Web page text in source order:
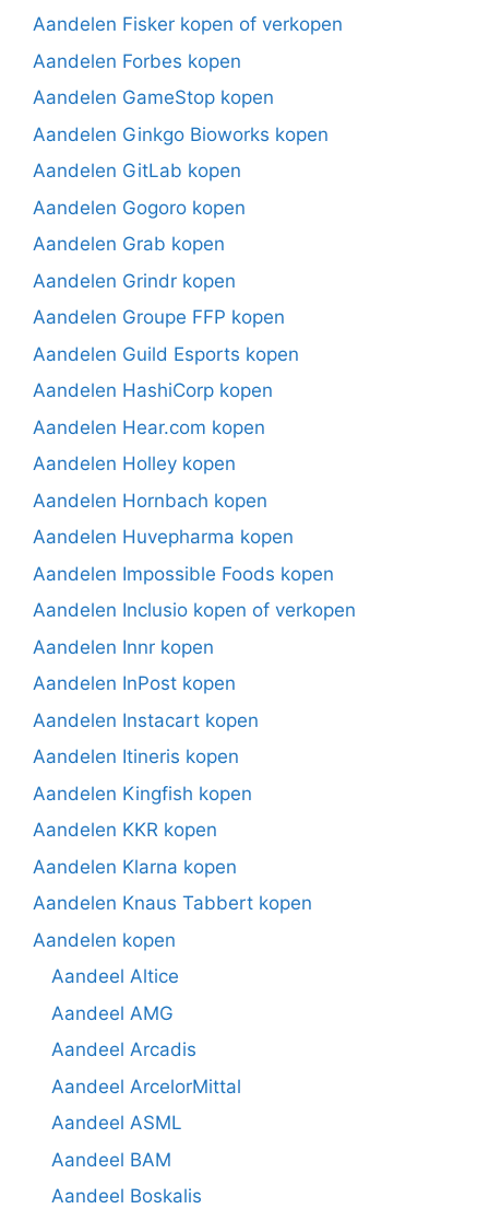
Aandelen Fisker kopen of verkopen
Aandelen Forbes kopen
Aandelen GameStop kopen
Aandelen Ginkgo Bioworks kopen
Aandelen GitLab kopen
Aandelen Gogoro kopen
Aandelen Grab kopen
Aandelen Grindr kopen
Aandelen Groupe FFP kopen
Aandelen Guild Esports kopen
Aandelen HashiCorp kopen
Aandelen Hear.com kopen
Aandelen Holley kopen
Aandelen Hornbach kopen
Aandelen Huvepharma kopen
Aandelen Impossible Foods kopen
Aandelen Inclusio kopen of verkopen
Aandelen Innr kopen
Aandelen InPost kopen
Aandelen Instacart kopen
Aandelen Itineris kopen
Aandelen Kingfish kopen
Aandelen KKR kopen
Aandelen Klarna kopen
Aandelen Knaus Tabbert kopen
Aandelen kopen
Aandeel Altice
Aandeel AMG
Aandeel Arcadis
Aandeel ArcelorMittal
Aandeel ASML
Aandeel BAM
Aandeel Boskalis